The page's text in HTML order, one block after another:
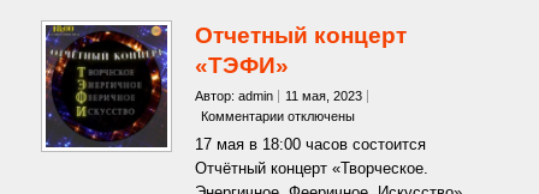
Отчетный концерт
«ТЭФИ»
Автор: admin
11 мая, 2023
Комментариик
записи
концерт
отключены
17 мая в 18:00 часов состоится
Отчётный концерт «Творческое.